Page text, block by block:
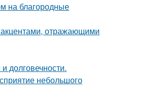
на благородные
отражающими
долговечности.
небольшого